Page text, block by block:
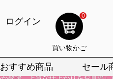
ログイン
0
買い物かご
おすすめ商品 セール